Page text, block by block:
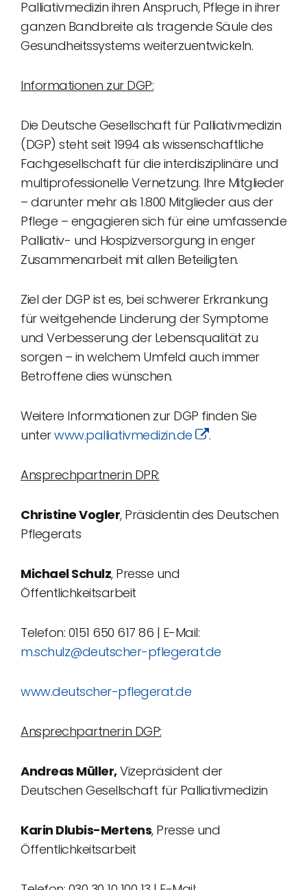
Palliativmedizin ihren Anspruch, Pflege in ihrer
ganzen Bandbreite als tragende Säule des
Gesundheitssystems weiterzuentwickeln.
Informationen zur DGP:
Die Deutsche Gesellschaft für Palliativmedizin
(DGP) steht seit 1994 als wissenschaftliche
Fachgesellschaft für die interdisziplinäre und
multiprofessionelle Vernetzung. Ihre Mitglieder
– darunter mehr als 1.800 Mitglieder aus der
Pflege – engagieren sich für eine umfassende
Palliativ- und Hospizversorgung in enger
Zusammenarbeit mit allen Beteiligten.
Ziel der DGP ist es, bei schwerer Erkrankung
für weitgehende Linderung der Symptome
und Verbesserung der Lebensqualität zu
sorgen – in welchem Umfeld auch immer
Betroffene dies wünschen.
Weitere Informationen zur DGP finden Sie
unterwww.palliativmedizin.de .
Ansprechpartner:in DPR:
Christine Vogler, Präsidentin des Deutschen
Pflegerats
Michael Schulz, Presse und
Öffentlichkeitsarbeit
Telefon: 0151 650 617 86 | E-Mail:
m.schulz@deutscher-pflegerat.de
www.deutscher-pflegerat.de
Ansprechpartner:in DGP:
Andreas Müller,Vizepräsident der
Deutschen Gesellschaft für Palliativmedizin
Karin Dlubis-Mertens, Presse und
Öffentlichkeitsarbeit